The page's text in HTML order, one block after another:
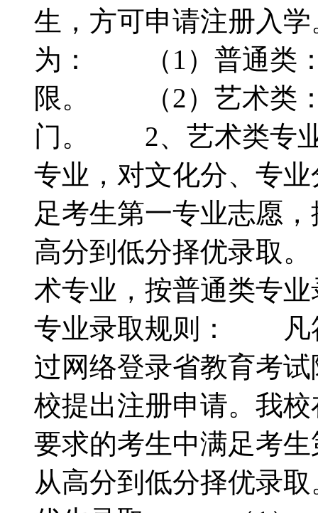
生，方可申请注册入
为： （1）普通类：
限。 （2）艺术类：
门。 2、艺术类专
专业，对文化分、专
足考生第一专业志愿
高分到低分择优录取
术专业，按普通类专
专业录取规则： 凡
过网络登录省教育考
校提出注册申请。我
要求的考生中满足考
从高分到低分择优录